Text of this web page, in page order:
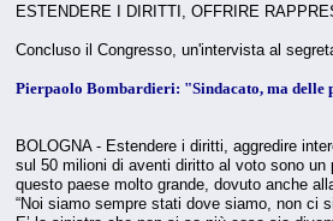
ESTENDERE I DIRITTI, OFFRIRE
Concluso il Congresso, un'intervista al
Pierpaolo Bombardieri: "Sindacato, ma delle
BOLOGNA - Estendere i diritti, aggredire
sul 50 milioni di aventi diritto al voto sono
questo paese molto grande, dovuto anche
“Noi siamo sempre stati dove siamo, non